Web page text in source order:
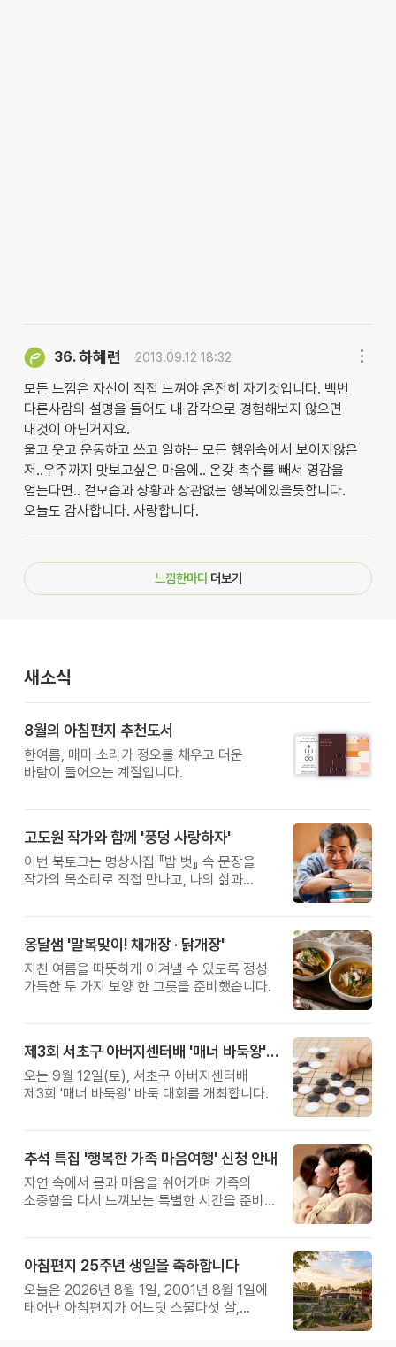
36.하혜련 2013.09.12 18:32
모든 느낌은 자신이 직접 느껴야 온전히 자기것입니다. 백번
다른사람의 설명을 들어도 내 감각으로 경험해보지 않으면
내것이 아닌거지요.
울고 웃고 운동하고 쓰고 일하는 모든 행위속에서 보이지않은
저..우주까지 맛보고싶은 마음에.. 온갖 촉수를 빼서 영감을
얻는다면.. 겉모습과 상황과 상관없는 행복에있을듯합니다.
오늘도 감사합니다. 사랑합니다.
느낌한마디 더보기
새소식
8월의 아침편지 추천도서
한여름, 매미 소리가 정오를 채우고 더운
바람이 들어오는 계절입니다.
고도원 작가와 함께 '풍덩 사랑하자'
이번 북토크는 명상시집 『밥 벗』 속 문장을
작가의 목소리로 직접 만나고, 나의 삶과
옹달샘 '말복맞이! 채개장 · 닭개장'
지친 여름을 따뜻하게 이겨낼 수 있도록 정성
가득한 두 가지 보양 한 그릇을 준비했습니다.
제3회 서초구 아버지센터배 '매너 바둑왕' 대회
오는 9월 12일(토), 서초구 아버지센터배
제3회 '매너 바둑왕' 바둑 대회를 개최합니다.
추석 특집 '행복한 가족 마음여행' 신청 안내
자연 속에서 몸과 마음을 쉬어가며 가족의
소중함을 다시 느껴보는 특별한 시간을 준비해
아침편지 25주년 생일을 축하합니다
오늘은 2026년 8월 1일, 2001년 8월 1일에
태어난 아침편지가 어느덧 스물다섯 살,